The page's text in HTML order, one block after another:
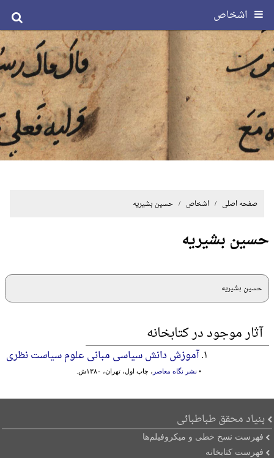
اشخاص
صفحه اصلی / اشخاص / حسین بشیریه
حسین بشیریه
حسین بشیریه
آثار موجود در کتابخانه
۱. آموزش دانش سیاسی مبانی‌ علوم‌ سیاست‌ نظری‌
• نشر نگاه معاصر ، چاپ اول، تهران، ۱۳۸۰ش.
بنیاد محقق طباطبائی
فهرست نسخ خطی و میکروفیلم‌ها
فهرست کتابخانه